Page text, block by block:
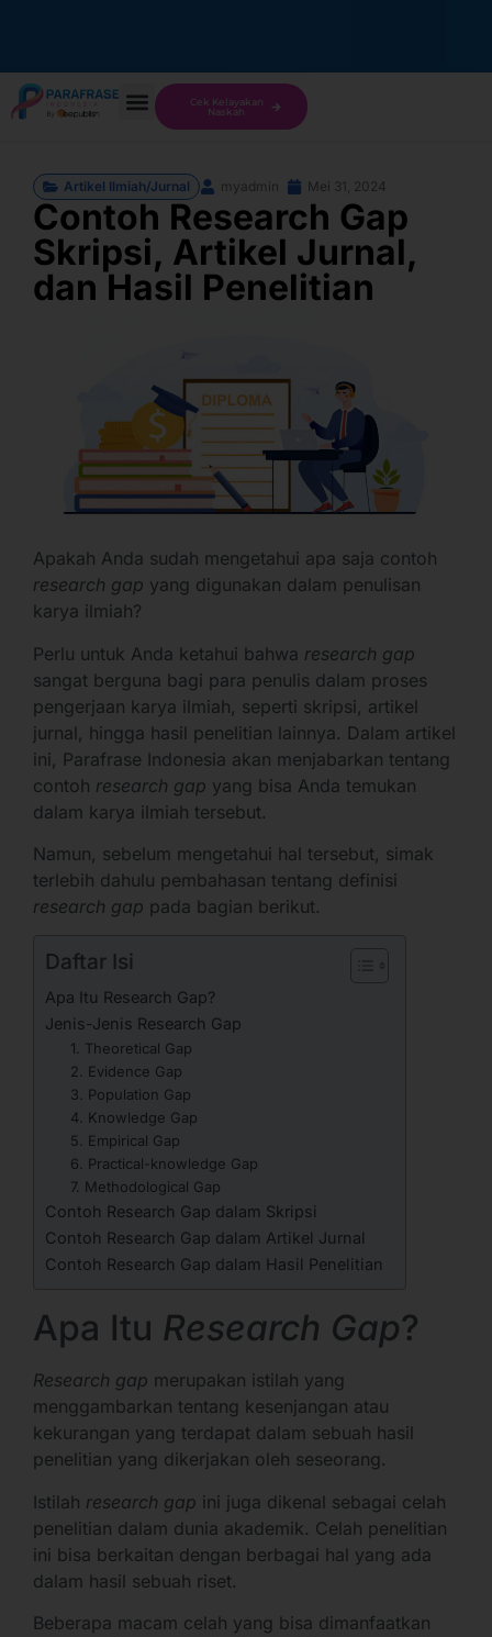
Cek Kelayakan
Naskah
Artikel Ilmiah/Jurnal myadmin Mei 31, 2024
Contoh Research Gap
Skripsi, Artikel Jurnal,
dan Hasil Penelitian
Apakah Anda sudah mengetahui apa saja contoh
research gap yang digunakan dalam penulisan
karya ilmiah?
Perlu untuk Anda ketahui bahwa research gap
sangat berguna bagi para penulis dalam proses
pengerjaan karya ilmiah, seperti skripsi, artikel
jurnal, hingga hasil penelitian lainnya. Dalam artikel
ini, Parafrase Indonesia akan menjabarkan tentang
contoh research gap yang bisa Anda temukan
dalam karya ilmiah tersebut.
Namun, sebelum mengetahui hal tersebut, simak
terlebih dahulu pembahasan tentang definisi
research gap pada bagian berikut.
Daftar Isi
Apa Itu Research Gap?
Jenis-Jenis Research Gap
1. Theoretical Gap
2. Evidence Gap
3. Population Gap
4. Knowledge Gap
5. Empirical Gap
6. Practical-knowledge Gap
7. Methodological Gap
Contoh Research Gap dalam Skripsi
Contoh Research Gap dalam Artikel Jurnal
Contoh Research Gap dalam Hasil Penelitian
Apa Itu Research Gap?
Research gap merupakan istilah yang
menggambarkan tentang kesenjangan atau
kekurangan yang terdapat dalam sebuah hasil
penelitian yang dikerjakan oleh seseorang.
Istilah research gap ini juga dikenal sebagai celah
penelitian dalam dunia akademik. Celah penelitian
ini bisa berkaitan dengan berbagai hal yang ada
dalam hasil sebuah riset.
Beberapa macam celah yang bisa dimanfaatkan